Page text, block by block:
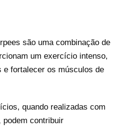
são uma combinação de
um exercício intenso,
e fortalecer os músculos de
quando realizadas com
podem contribuir